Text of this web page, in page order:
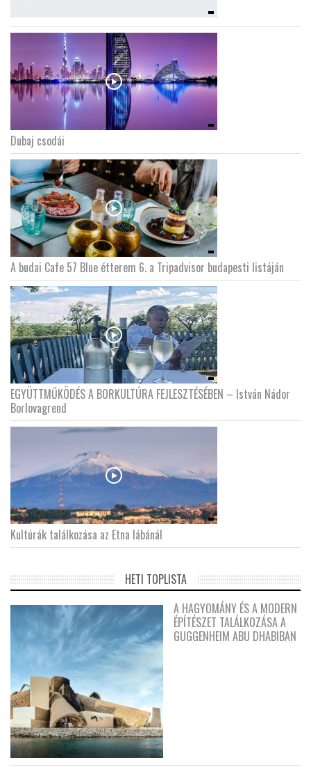
Dubaj csodái
A budai Cafe 57 Blue étterem 6. a Tripadvisor budapesti listáján
EGYÜTTMŰKÖDÉS A BORKULTÚRA FEJLESZTÉSÉBEN – István Nádor
Borlovagrend
Kultúrák találkozása az Etna lábánál
HETI TOPLISTA
A HAGYOMÁNY ÉS A MODERN
ÉPÍTÉSZET TALÁLKOZÁSA A
GUGGENHEIM ABU DHABIBAN